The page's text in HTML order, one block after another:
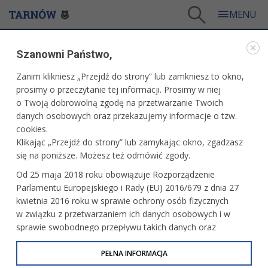
Pięć milionów powodów, by działać już dziś
WARTO PRZECZYTAĆ
PIĘĆ MILIONÓW POWODÓW, BY DZIAŁAĆ JUŻ DZIŚ
08.07.2026, 09:49 Redakcja tarnow.pl
Mościckie Centrum Medyczne włączyło się do
ogólnopolskiego projektu naukowo-badawczego, którego
celem jest sprawdzenie, jak dzięki edukacji i zmianie stylu
życia skutecznie można zatrzymać rozwój cukrzycy typu 2
i jej groźnych powikłań.
Szanowni Państwo,
Zanim klikniesz „Przejdź do strony” lub zamkniesz to okno,
prosimy o przeczytanie tej informacji. Prosimy w niej
o Twoją dobrowolną zgodę na przetwarzanie Twoich
danych osobowych oraz przekazujemy informacje o tzw.
cookies.
Klikając „Przejdź do strony” lub zamykając okno, zgadzasz
się na poniższe. Możesz też odmówić zgody.
Od 25 maja 2018 roku obowiązuje Rozporządzenie
Parlamentu Europejskiego i Rady (EU) 2016/679 z dnia 27
kwietnia 2016 roku w sprawie ochrony osób fizycznych
w związku z przetwarzaniem ich danych osobowych i w
sprawie swobodnego przepływu takich danych oraz
uchylenia dyrektywy 95/46/WE (określane jako RODO, GDPR
lub Ogólne Rozporządzenie o Ochronie Danych
PEŁNA INFORMACJA